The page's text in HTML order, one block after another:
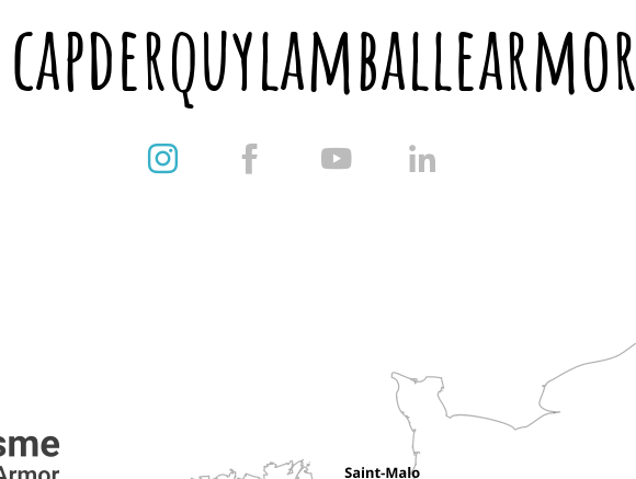
capderquylamballearmor